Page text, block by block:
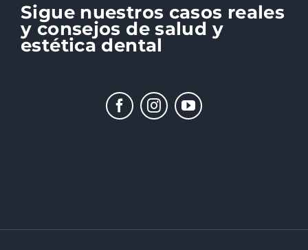
Sigue nuestros casos reales
y consejos de salud y
estética dental